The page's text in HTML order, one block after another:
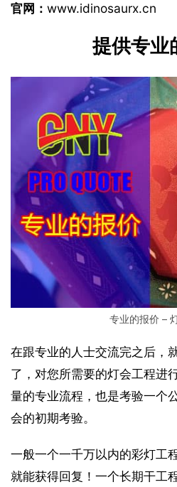
官网： www.idinosaurx.cn
提供专业
专业的报价 –
在跟专业的人士交流完之后，
了，对您所需要的灯会工程进
量的专业流程，也是考验一个
会的初期考验。
一般一个一千万以内的彩灯工
就能获得回复！一个长期干工